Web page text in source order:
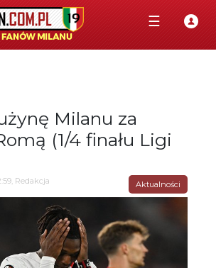
☰
Milanu za
(1/4 finału Ligi
Redakcja Aktualności